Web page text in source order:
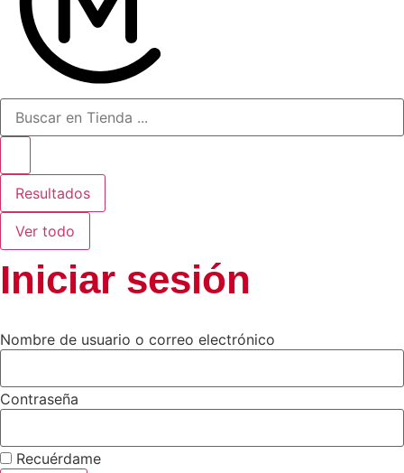
Resultados
Ver todo
Iniciar sesión
Nombre de usuario o correo electrónico
Contraseña
Recuérdame